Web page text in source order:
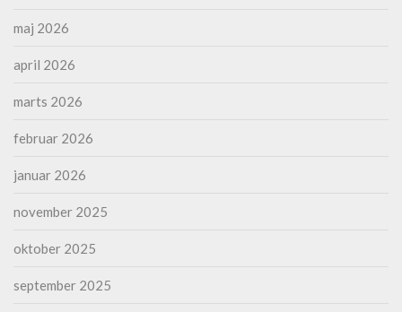
maj 2026
april 2026
marts 2026
februar 2026
januar 2026
november 2025
oktober 2025
september 2025